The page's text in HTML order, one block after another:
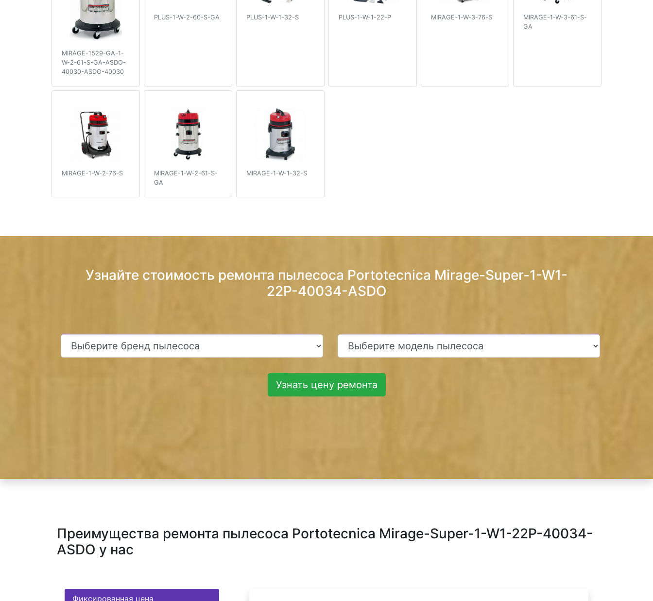
MIRAGE-1529-GA-1-
W-2-61-S-GA-ASDO-
40030-ASDO-40030
PLUS-1-W-2-60-S-GA PLUS-1-W-1-32-S PLUS-1-W-1-22-P MIRAGE-1-W-3-76-S
MIRAGE-1-W-3-61-S-
GA
MIRAGE-1-W-2-76-S
MIRAGE-1-W-2-61-S-
GA
MIRAGE-1-W-1-32-S
Узнайте стоимость ремонта пылесоса Portotecnica Mirage-Super-1-W1-
22P-40034-ASDO
Узнать цену ремонта
Преимущества ремонта пылесоса Portotecnica Mirage-Super-1-W1-22P-40034-
ASDO у нас
Фиксированная цена